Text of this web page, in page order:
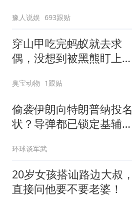
豫人说娱 693跟贴
穿山甲吃完蚂蚁就去求
偶，没想到被黑熊盯上
臭宝动物 1跟贴
偷袭伊朗向特朗普纳投名
状？导弹都已锁定基辅才
豪赌到底有多疯？
环球谈军武
20岁女孩搭讪路边大叔，
直接问他要不要老婆！